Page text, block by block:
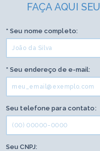
FAÇA AQUI SEU
* Seu nome completo:
* Seu endereço de e-mail:
Seu telefone para contato:
Seu CNPJ: